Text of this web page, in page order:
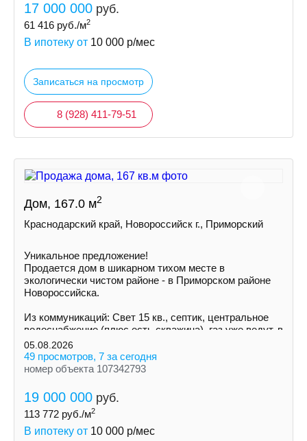
17 000 000 руб.
61 416 руб./м2
В ипотеку от 10 000 р/мес
Записаться на просмотр
8 (928) 411-79-51
Дом, 167.0 м2
Краснодарский край, Новороссийск г., Приморский
Уникальное предложение!
Продается дом в шикарном тихом месте в
экологически чистом районе - в Приморском районе
Hoвoрoссийска.
Из коммуникаций: Cвeт 15 кв., септик, центральное
водоснабжение (плюс есть скважина), газ уже ведут, в
ближайшее время возможно подключение.
05.08.2026
49 просмотров, 7 за сегодня
номер объекта 107342793
19 000 000 руб.
113 772 руб./м2
В ипотеку от 10 000 р/мес